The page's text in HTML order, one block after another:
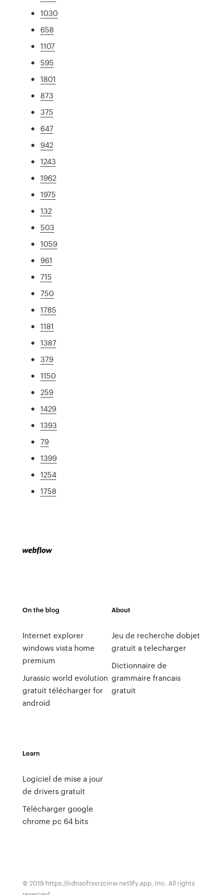
1030
658
1107
595
1801
873
375
647
942
1243
1962
1975
132
503
1059
961
715
750
1785
1181
1387
379
1150
259
1429
1393
79
1399
1254
1758
On the blog
Internet explorer
windows vista home
premium
Jurassic world evolution
gratuit télécharger for
android
About
Jeu de recherche dobjet
gratuit a telecharger
Dictionnaire de
grammaire francais
gratuit
Learn
Logiciel de mise a jour
de drivers gratuit
Télécharger google
chrome pc 64 bits
© 2019 https://cdnsoftsxrzcinw.netlify.app, Inc. All rights